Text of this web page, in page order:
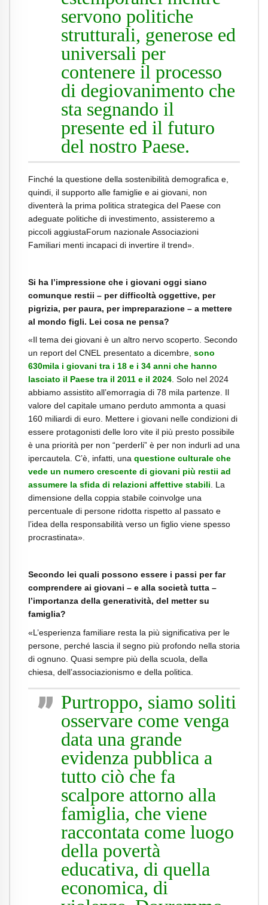
servono politiche
strutturali, generose ed
universali per
contenere il processo
di degiovanimento che
sta segnando il
presente ed il futuro
del nostro Paese.
Finché la questione della sostenibilità demografica e,
quindi, il supporto alle famiglie e ai giovani, non
diventerà la prima politica strategica del Paese con
adeguate politiche di investimento, assisteremo a
piccoli aggiustaForum nazionale Associazioni
Familiari menti incapaci di invertire il trend».
Si ha l’impressione che i giovani oggi siano
comunque restii – per difficoltà oggettive, per
pigrizia, per paura, per impreparazione – a mettere
al mondo figli. Lei cosa ne pensa?
«Il tema dei giovani è un altro nervo scoperto. Secondo
un report del CNEL presentato a dicembre, sono
630mila i giovani tra i 18 e i 34 anni che hanno
lasciato il Paese tra il 2011 e il 2024. Solo nel 2024
abbiamo assistito all’emorragia di 78 mila partenze. Il
valore del capitale umano perduto ammonta a quasi
160 miliardi di euro. Mettere i giovani nelle condizioni di
essere protagonisti delle loro vite il più presto possibile
è una priorità per non “perderli” è per non indurli ad una
ipercautela. C’è, infatti, una questione culturale che
vede un numero crescente di giovani più restii ad
assumere la sfida di relazioni affettive stabili. La
dimensione della coppia stabile coinvolge una
percentuale di persone ridotta rispetto al passato e
l’idea della responsabilità verso un figlio viene spesso
procrastinata».
Secondo lei quali possono essere i passi per far
comprendere ai giovani – e alla società tutta –
l’importanza della generatività, del metter su
famiglia?
«L’esperienza familiare resta la più significativa per le
persone, perché lascia il segno più profondo nella storia
di ognuno. Quasi sempre più della scuola, della
chiesa, dell’associazionismo e della politica.
Purtroppo, siamo soliti
osservare come venga
data una grande
evidenza pubblica a
tutto ciò che fa
scalpore attorno alla
famiglia, che viene
raccontata come luogo
della povertà
educativa, di quella
economica, di